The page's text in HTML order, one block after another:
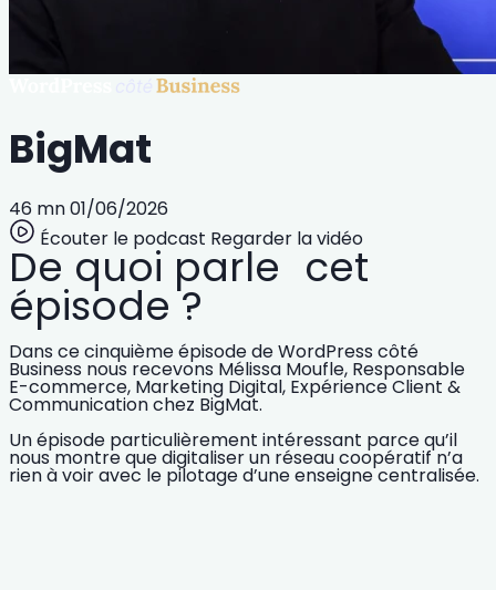
BigMat
46 mn01/06/2026
Écouter le podcast Regarder la vidéo
De quoi parle cet
épisode ?
Dans ce cinquième épisode de WordPress côté
Business nous recevons Mélissa Moufle, Responsable
E-commerce, Marketing Digital, Expérience Client &
Communication chez BigMat.
Un épisode particulièrement intéressant parce qu’il
nous montre que digitaliser un réseau coopératif n’a
rien à voir avec le pilotage d’une enseigne centralisée.